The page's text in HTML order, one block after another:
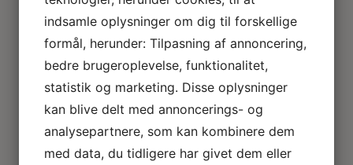
Loftlamper
Lysekroner
Gulvlamper
Udendørslamper
LED lamper
Roseline miniaturelamper
Lampe KIT
El tilbehør
Miniature rum
indsamle oplysninger om dig til forskellige
formål, herunder: Tilpasning af annoncering,
bedre brugeroplevelse, funktionalitet,
statistik og marketing. Disse oplysninger
kan blive delt med annoncerings- og
analysepartnere, som kan kombinere dem
med data, du tidligere har givet dem eller